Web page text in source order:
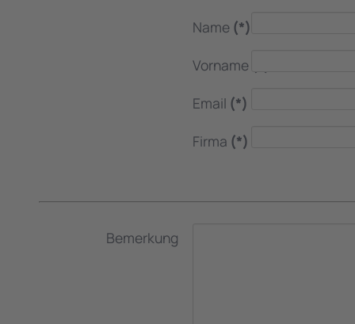
Name (*)
Vorname
Email (*)
Firma (*)
Bemerkung